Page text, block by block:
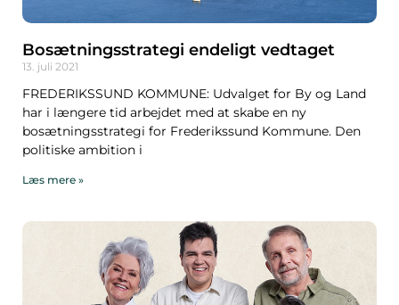
Bosætningsstrategi endeligt vedtaget
13. juli 2021
FREDERIKSSUND KOMMUNE: Udvalget for By og Land
har i længere tid arbejdet med at skabe en ny
bosætningsstrategi for Frederikssund Kommune. Den
politiske ambition i
Læs mere »